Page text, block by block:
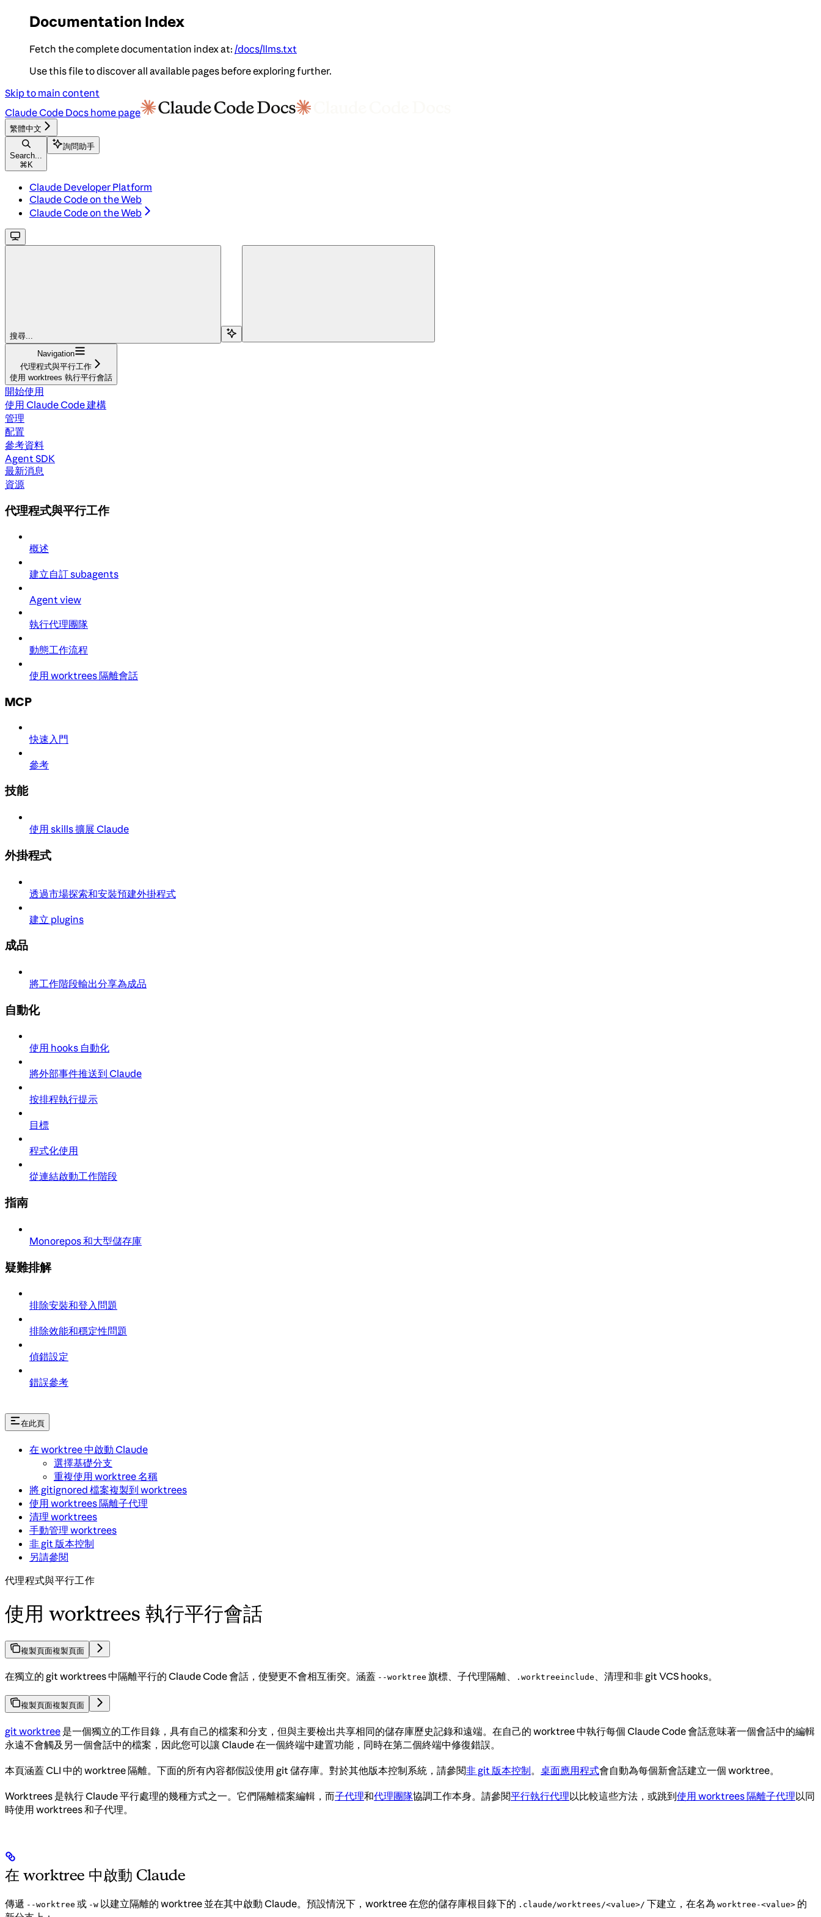
Documentation Index
Fetch the complete documentation index at: /docs/llms.txt
Use this file to discover all available pages before exploring further.
Skip to main content
Claude Code Docs home page
繁體中文
Search...
⌘ K
詢問助手
Claude Developer Platform
Claude Code on the Web
Claude Code on the Web
搜尋...
Navigation
代理程式與平行工作
使用 worktrees 執行平行會話
開始使用
使用 Claude Code 建構
管理
配置
參考資料
Agent SDK
最新消息
資源
代理程式與平行工作
概述
建立自訂 subagents
Agent view
執行代理團隊
動態工作流程
使用 worktrees 隔離會話
MCP
快速入門
參考
技能
使用 skills 擴展 Claude
外掛程式
透過市場探索和安裝預建外掛程式
建立 plugins
成品
將工作階段輸出分享為成品
自動化
使用 hooks 自動化
將外部事件推送到 Claude
按排程執行提示
目標
程式化使用
從連結啟動工作階段
指南
Monorepos 和大型儲存庫
疑難排解
排除安裝和登入問題
排除效能和穩定性問題
偵錯設定
錯誤參考
在此頁
在 worktree 中啟動 Claude
選擇基礎分支
重複使用 worktree 名稱
將 gitignored 檔案複製到 worktrees
使用 worktrees 隔離子代理
清理 worktrees
手動管理 worktrees
非 git 版本控制
另請參閱
代理程式與平行工作
使用 worktrees 執行平行會話
複製頁面複製頁面
在獨立的 git worktrees 中隔離平行的 Claude Code 會話，使變更不會相互衝突。涵蓋 --worktree 旗標、子代理隔離、 .worktreeinclude 、清理和非 git VCS hooks。
複製頁面複製頁面
git worktree 是一個獨立的工作目錄，具有自己的檔案和分支，但與主要檢出共享相同的儲存庫歷史記錄和遠端。在自己的 worktree 中執行每個 Claude Code 會話意味著一個會話中的編輯
永遠不會觸及另一個會話中的檔案，因此您可以讓 Claude 在一個終端中建置功能，同時在第二個終端中修復錯誤。
本頁涵蓋 CLI 中的 worktree 隔離。下面的所有內容都假設使用 git 儲存庫。對於其他版本控制系統，請參閱非 git 版本控制。 桌面應用程式會自動為每個新會話建立一個 worktree。
Worktrees 是執行 Claude 平行處理的幾種方式之一。它們隔離檔案編輯，而子代理和代理團隊協調工作本身。請參閱平行執行代理以比較這些方法，或跳到使用 worktrees 隔離子代理以同
時使用 worktrees 和子代理。
在 worktree 中啟動 Claude
傳遞 --worktree 或 -w 以建立隔離的 worktree 並在其中啟動 Claude。預設情況下，worktree 在您的儲存庫根目錄下的 .claude/worktrees/<value>/ 下建立，在名為 worktree-<value> 的